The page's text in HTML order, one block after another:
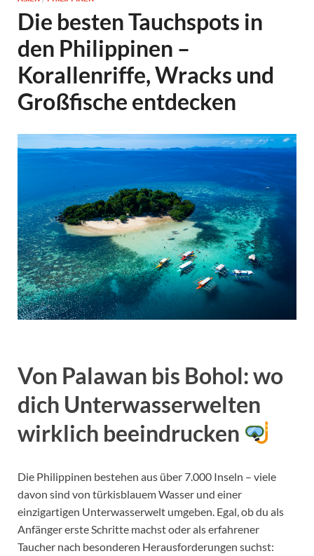
Die besten Tauchspots in
den Philippinen –
Korallenriffe, Wracks und
Großfische entdecken
Von Palawan bis Bohol: wo
dich Unterwasserwelten
wirklich beeindrucken
Die Philippinen bestehen aus über 7.000 Inseln – viele
davon sind von türkisblauem Wasser und einer
einzigartigen Unterwasserwelt umgeben. Egal, ob du als
Anfänger erste Schritte machst oder als erfahrener
Taucher nach besonderen Herausforderungen suchst: